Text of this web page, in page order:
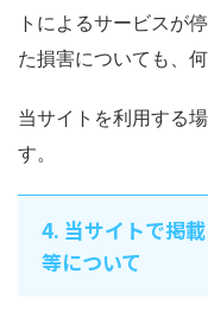
トによるサービスが
た損害についても、
当サイトを利用する
す。
4. 当サイトで掲
等について